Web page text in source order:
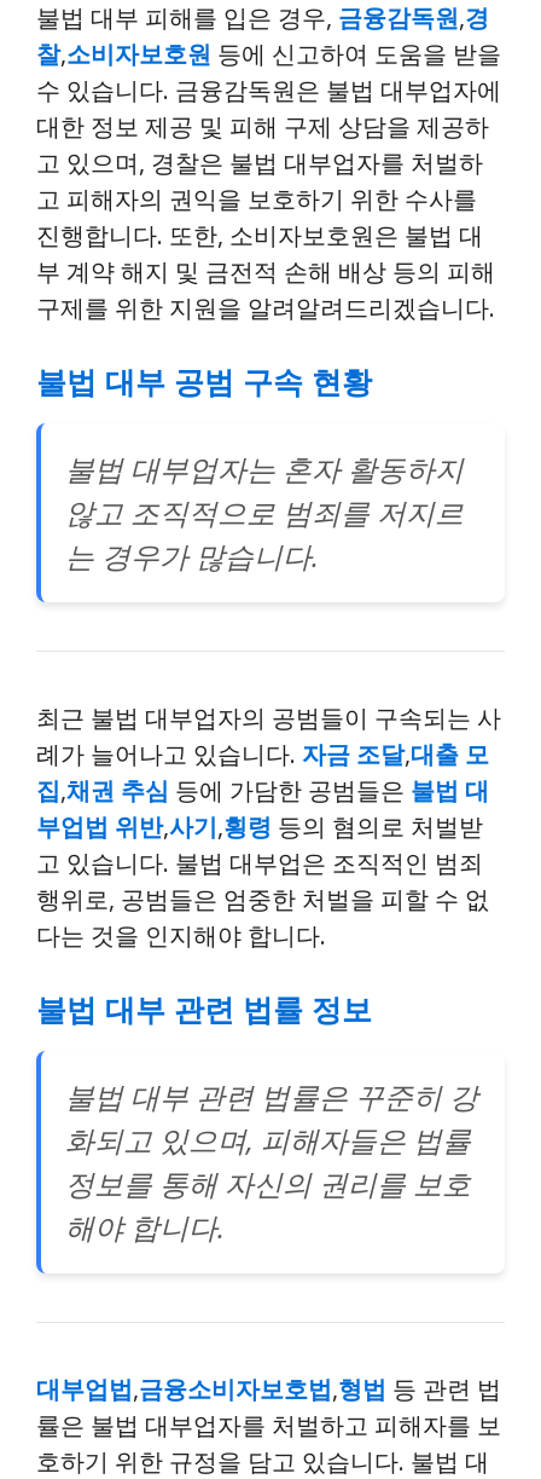
불법 대부 피해를 입은 경우, 금융감독원,경
찰,소비자보호원 등에 신고하여 도움을 받을
수 있습니다. 금융감독원은 불법 대부업자에
대한 정보 제공 및 피해 구제 상담을 제공하
고 있으며, 경찰은 불법 대부업자를 처벌하
고 피해자의 권익을 보호하기 위한 수사를
진행합니다. 또한, 소비자보호원은 불법 대
부 계약 해지 및 금전적 손해 배상 등의 피해
구제를 위한 지원을 알려알려드리겠습니다.
불법 대부 공범 구속 현황
불법 대부업자는 혼자 활동하지
않고 조직적으로 범죄를 저지르
는 경우가 많습니다.
최근 불법 대부업자의 공범들이 구속되는 사
례가 늘어나고 있습니다. 자금 조달,대출 모
집,채권 추심 등에 가담한 공범들은 불법 대
부업법 위반,사기,횡령 등의 혐의로 처벌받
고 있습니다. 불법 대부업은 조직적인 범죄
행위로, 공범들은 엄중한 처벌을 피할 수 없
다는 것을 인지해야 합니다.
불법 대부 관련 법률 정보
불법 대부 관련 법률은 꾸준히 강
화되고 있으며, 피해자들은 법률
정보를 통해 자신의 권리를 보호
해야 합니다.
대부업법,금융소비자보호법,형법 등 관련 법
률은 불법 대부업자를 처벌하고 피해자를 보
호하기 위한 규정을 담고 있습니다. 불법 대